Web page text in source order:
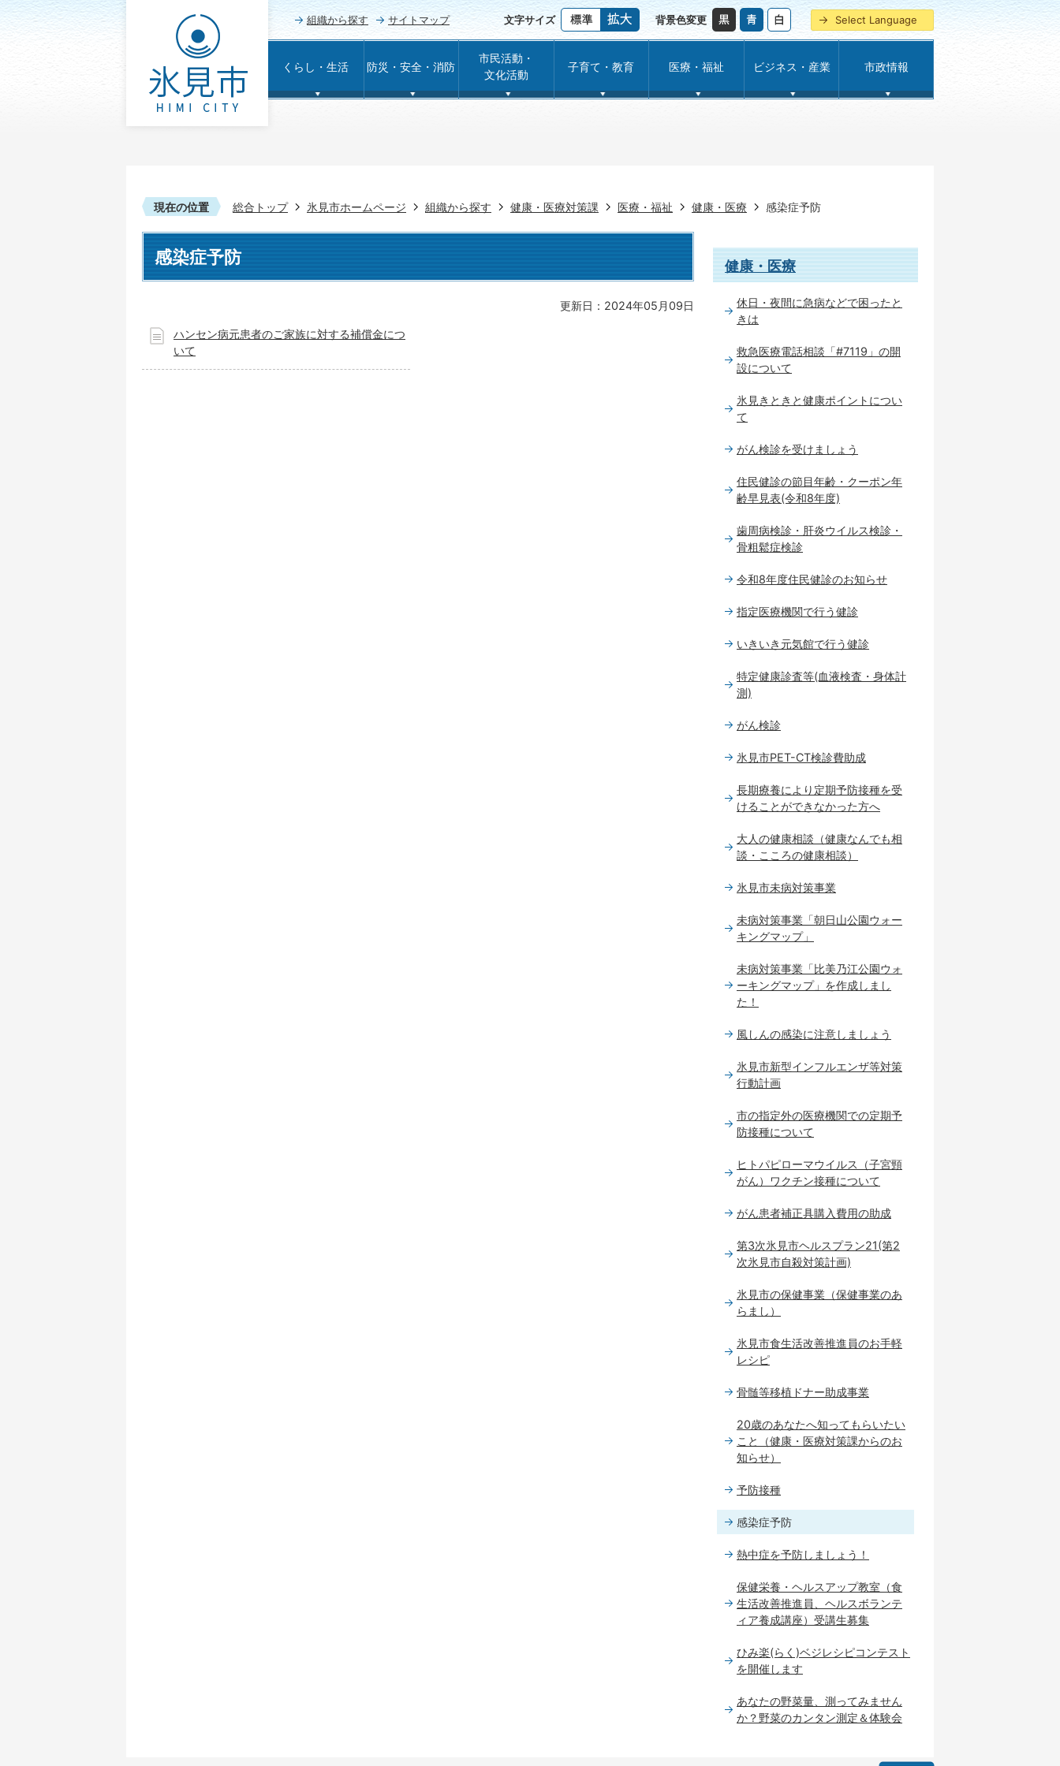
組織から探す サイトマップ 文字サイズ 背景色変更 Select Language
くらし・生活 防災・安全・消防
市民活動・
文化活動
子育て・教育 医療・福祉 ビジネス・産業 市政情報
現在の位置 総合トップ 氷見市ホームページ 組織から探す 健康・医療対策課 医療・福祉 健康・医療 感染症予防
感染症予防
更新日：2024年05月09日
ハンセン病元患者のご家族に対する補償金につ
いて
健康・医療
休日・夜間に急病などで困ったと
きは
救急医療電話相談「#7119」の開
設について
氷見きときと健康ポイントについ
て
がん検診を受けましょう
住民健診の節目年齢・クーポン年
齢早見表(令和8年度)
歯周病検診・肝炎ウイルス検診・
骨粗鬆症検診
令和8年度住民健診のお知らせ
指定医療機関で行う健診
いきいき元気館で行う健診
特定健康診査等(血液検査・身体計
測)
がん検診
氷見市PET-CT検診費助成
長期療養により定期予防接種を受
けることができなかった方へ
大人の健康相談（健康なんでも相
談・こころの健康相談）
氷見市未病対策事業
未病対策事業「朝日山公園ウォー
キングマップ」
未病対策事業「比美乃江公園ウォ
ーキングマップ」を作成しまし
た！
風しんの感染に注意しましょう
氷見市新型インフルエンザ等対策
行動計画
市の指定外の医療機関での定期予
防接種について
ヒトパピローマウイルス（子宮頸
がん）ワクチン接種について
がん患者補正具購入費用の助成
第3次氷見市ヘルスプラン21(第2
次氷見市自殺対策計画)
氷見市の保健事業（保健事業のあ
らまし）
氷見市食生活改善推進員のお手軽
レシピ
骨髄等移植ドナー助成事業
20歳のあなたへ知ってもらいたい
こと（健康・医療対策課からのお
知らせ）
予防接種
感染症予防
熱中症を予防しましょう！
保健栄養・ヘルスアップ教室（食
生活改善推進員、ヘルスボランテ
ィア養成講座）受講生募集
ひみ楽(らく)ベジレシピコンテスト
を開催します
あなたの野菜量、測ってみません
か？野菜のカンタン測定＆体験会